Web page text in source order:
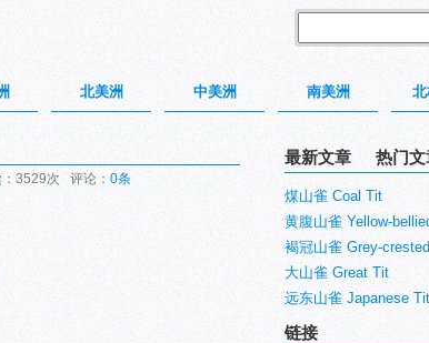
北美洲 中美洲 南美洲
3529次 评论： 0条
最新文章 热门文
煤山雀 Coal Tit
黄腹山雀 Yellow-
褐冠山雀 Grey-
大山雀 Great Tit
远东山雀 Japanese Tit
链接